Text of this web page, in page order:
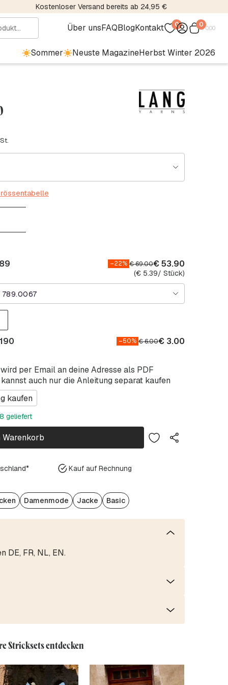
Kostenloser Versand bereits ab 24,95 €
Über unsFAQBlogKontakt 0 0€0.00
Sommer Neuste MagazineHerbst Winter 2026
789.0067
–22% €69.00€53.90
(€5.39/ Stück)
per Email an deine Adresse als PDF
auch nur die Anleitung separat kaufen
kaufen
–50% €6.00€3.00
geliefert
Warenkorb
Kauf auf Rechnung
Damenmode Jacke Basic
DE, FR, NL, EN.
Stricksets entdecken